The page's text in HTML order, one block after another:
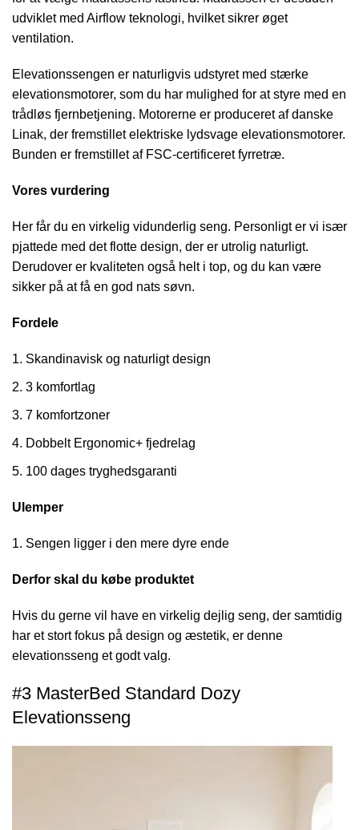
udviklet med Airflow teknologi, hvilket sikrer øget
ventilation.
Elevationssengen er naturligvis udstyret med stærke
elevationsmotorer, som du har mulighed for at styre med en
trådløs fjernbetjening. Motorerne er produceret af danske
Linak, der fremstillet elektriske lydsvage elevationsmotorer.
Bunden er fremstillet af FSC-certificeret fyrretræ.
Vores vurdering
Her får du en virkelig vidunderlig seng. Personligt er vi især
pjattede med det flotte design, der er utrolig naturligt.
Derudover er kvaliteten også helt i top, og du kan være
sikker på at få en god nats søvn.
Fordele
Skandinavisk og naturligt design
3 komfortlag
7 komfortzoner
Dobbelt Ergonomic+ fjedrelag
100 dages tryghedsgaranti
Ulemper
Sengen ligger i den mere dyre ende
Derfor skal du købe produktet
Hvis du gerne vil have en virkelig dejlig seng, der samtidig
har et stort fokus på design og æstetik, er denne
elevationsseng et godt valg.
#3 MasterBed Standard Dozy
Elevationsseng